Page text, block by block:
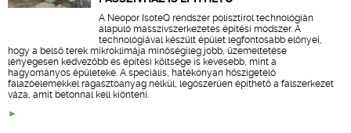
A Neopor IsoteQ rendszer polisztirol technológián
alapuló masszívszerkezetes építési módszer. A
technológiával készült épület legfontosabb előnyei,
hogy a belső terek mikroklímája minőségileg jobb, üzemeltetése
lényegesen kedvezőbb és építési költsége is kevesebb, mint a
hagyományos épületeké. A speciális, hatékonyan hőszigetelő
falazóelemekkel ragasztóanyag nélkül, legószerűen építhető a falszerkezet
váza, amit betonnal kell kiönteni.